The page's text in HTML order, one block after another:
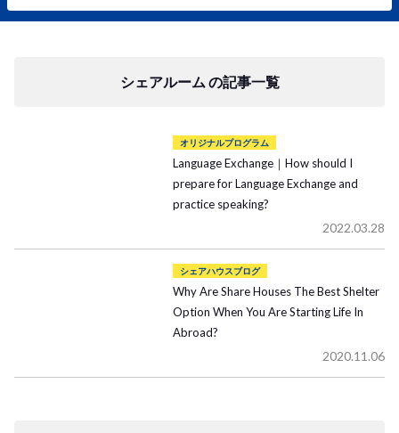
シェアルーム の記事一覧
オリジナルプログラム
Language Exchange｜How should I
prepare for Language Exchange and
practice speaking?
2022.03.28
シェアハウスブログ
Why Are Share Houses The Best Shelter
Option When You Are Starting Life In
Abroad?
2020.11.06